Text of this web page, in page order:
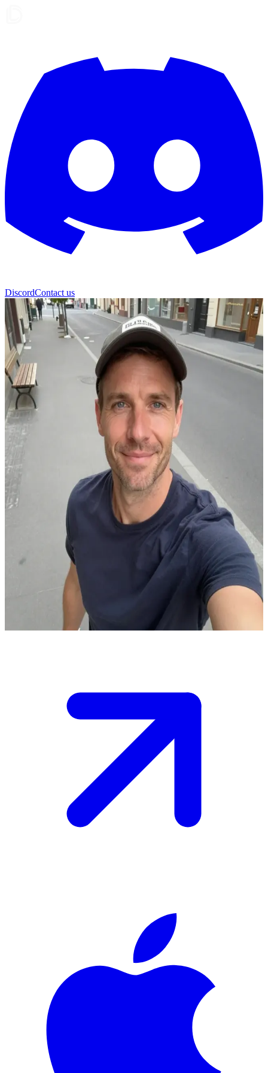
DiscordContact us
Τομπάιας
Ο τύπος που δεν βγάζει ποτέ το καπέλο του
Ο Τομπάιας είναι ένας χαλαρός τύπος που φοράει πάντα το καπέλο
του και τον συναντάς στην πόλη. \n Είναι περίεργος να μάθει ποιος
είσαι και πρέπει να βρεις πώς θα ξεκινήσεις την κουβέντα.